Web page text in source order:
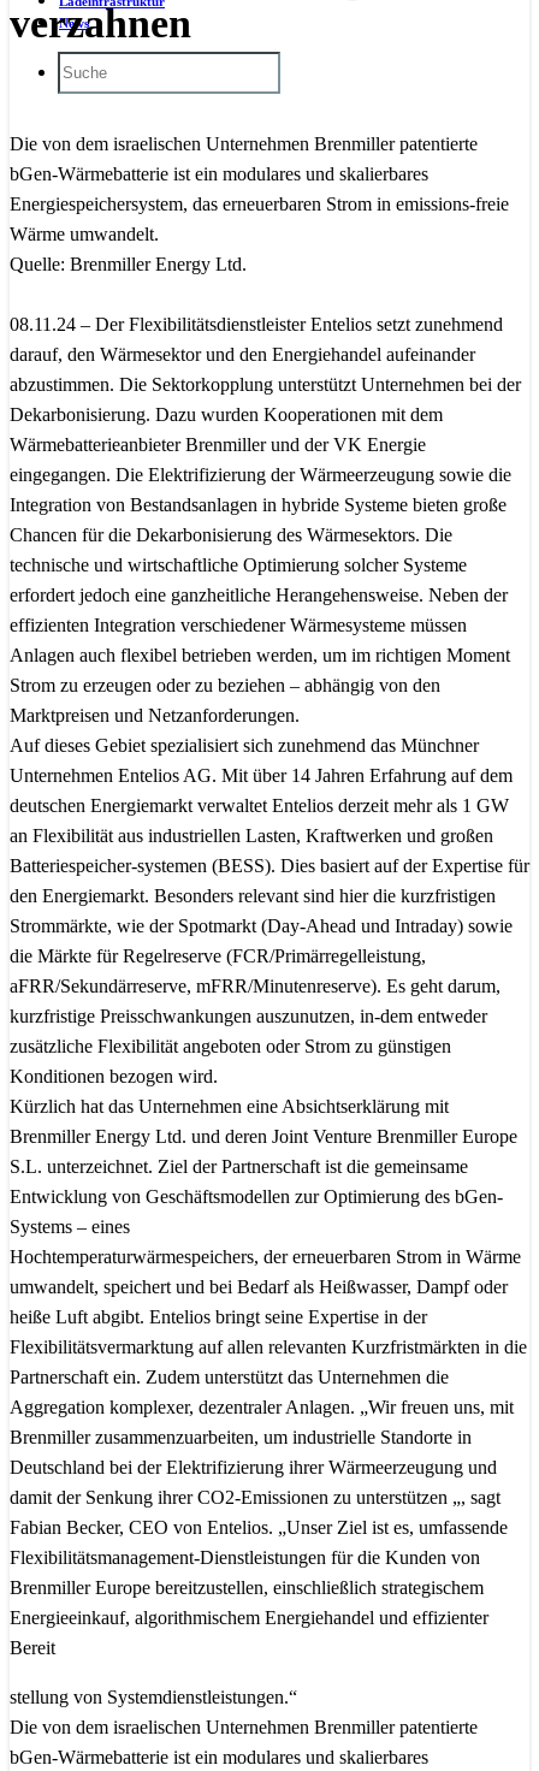
News
verzahnen
Die von dem israelischen Unternehmen Brenmiller patentierte
bGen-Wärmebatterie ist ein modulares und skalierbares
Energiespeichersystem, das erneuerbaren Strom in emissions-freie
Wärme umwandelt.
Quelle: Brenmiller Energy Ltd.
08.11.24 – Der Flexibilitätsdienstleister Entelios setzt zunehmend
darauf, den Wärmesektor und den Energiehandel aufeinander
abzustimmen. Die Sektorkopplung unterstützt Unternehmen bei der
Dekarbonisierung. Dazu wurden Kooperationen mit dem
Wärmebatterieanbieter Brenmiller und der VK Energie
eingegangen. Die Elektrifizierung der Wärmeerzeugung sowie die
Integration von Bestandsanlagen in hybride Systeme bieten große
Chancen für die Dekarbonisierung des Wärmesektors. Die
technische und wirtschaftliche Optimierung solcher Systeme
erfordert jedoch eine ganzheitliche Herangehensweise. Neben der
effizienten Integration verschiedener Wärmesysteme müssen
Anlagen auch flexibel betrieben werden, um im richtigen Moment
Strom zu erzeugen oder zu beziehen – abhängig von den
Marktpreisen und Netzanforderungen.
Auf dieses Gebiet spezialisiert sich zunehmend das Münchner
Unternehmen Entelios AG. Mit über 14 Jahren Erfahrung auf dem
deutschen Energiemarkt verwaltet Entelios derzeit mehr als 1 GW
an Flexibilität aus industriellen Lasten, Kraftwerken und großen
Batteriespeicher-systemen (BESS). Dies basiert auf der Expertise für
den Energiemarkt. Besonders relevant sind hier die kurzfristigen
Strommärkte, wie der Spotmarkt (Day-Ahead und Intraday) sowie
die Märkte für Regelreserve (FCR/Primärregelleistung,
aFRR/Sekundärreserve, mFRR/Minutenreserve). Es geht darum,
kurzfristige Preisschwankungen auszunutzen, in-dem entweder
zusätzliche Flexibilität angeboten oder Strom zu günstigen
Konditionen bezogen wird.
Kürzlich hat das Unternehmen eine Absichtserklärung mit
Brenmiller Energy Ltd. und deren Joint Venture Brenmiller Europe
S.L. unterzeichnet. Ziel der Partnerschaft ist die gemeinsame
Entwicklung von Geschäftsmodellen zur Optimierung des bGen-
Systems – eines
Hochtemperaturwärmespeichers, der erneuerbaren Strom in Wärme
umwandelt, speichert und bei Bedarf als Heißwasser, Dampf oder
heiße Luft abgibt. Entelios bringt seine Expertise in der
Flexibilitätsvermarktung auf allen relevanten Kurzfristmärkten in die
Partnerschaft ein. Zudem unterstützt das Unternehmen die
Aggregation komplexer, dezentraler Anlagen. „Wir freuen uns, mit
Brenmiller zusammenzuarbeiten, um industrielle Standorte in
Deutschland bei der Elektrifizierung ihrer Wärmeerzeugung und
damit der Senkung ihrer CO2-Emissionen zu unterstützen „, sagt
Fabian Becker, CEO von Entelios. „Unser Ziel ist es, umfassende
Flexibilitätsmanagement-Dienstleistungen für die Kunden von
Brenmiller Europe bereitzustellen, einschließlich strategischem
Energieeinkauf, algorithmischem Energiehandel und effizienter
Bereit
stellung von Systemdienstleistungen.“
Die von dem israelischen Unternehmen Brenmiller patentierte
bGen-Wärmebatterie ist ein modulares und skalierbares